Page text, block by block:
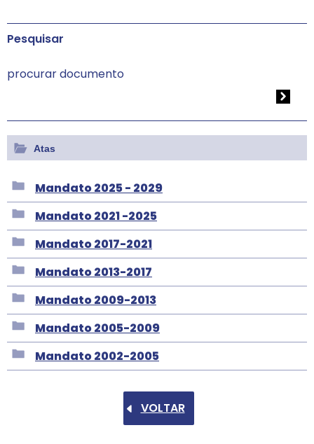
Pesquisar
Atas
Mandato 2025 - 2029
Mandato 2021 -2025
Mandato 2017-2021
Mandato 2013-2017
Mandato 2009-2013
Mandato 2005-2009
Mandato 2002-2005
VOLTAR